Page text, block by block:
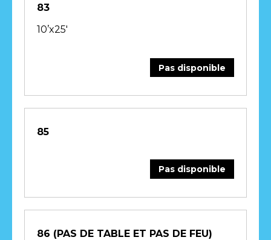
83
10’x25′
Pas disponible
85
Pas disponible
86 (PAS DE TABLE ET PAS DE FEU)